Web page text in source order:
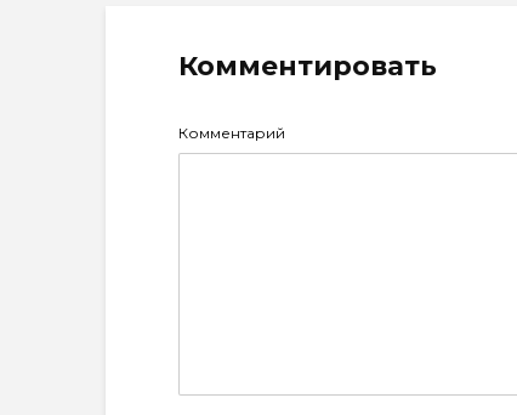
Комментировать
Комментарий